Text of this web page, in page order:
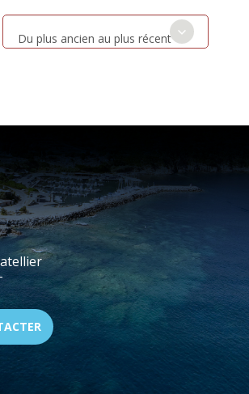
Du plus ancien au plus récent